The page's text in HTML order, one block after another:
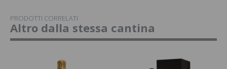
PRODOTTI CORRELATI
Altro dalla stessa cantina